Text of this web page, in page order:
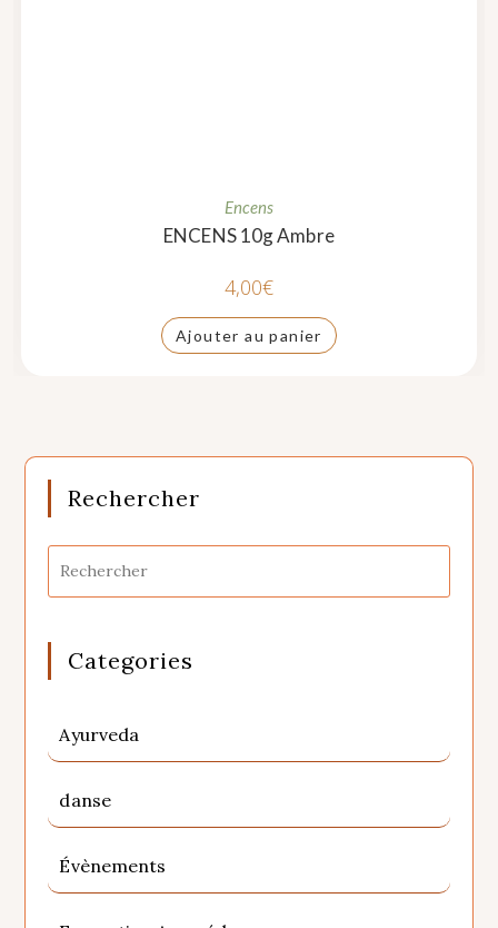
Encens
ENCENS 10g Ambre
4,00€
Ajouter au panier
Rechercher
Categories
Ayurveda
danse
Évènements